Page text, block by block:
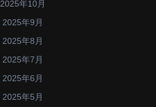
2025年10月
2025年9月
2025年8月
2025年7月
2025年6月
2025年5月